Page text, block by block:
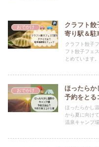
おでかけ
クラフト餃
寄り駅＆駐
クラフト餃子
フト餃子フェ
とめています
おでかけ
ほったらか
予約をとる
ほったらかし
から夏に向け
温泉キャンプ